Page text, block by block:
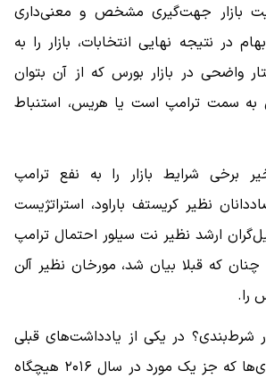
بازار جهت‌گیری مشخص و معنی‌داری
در نتیجه نهایی انتخابات، بازار را به
واضحی در بازار بورس که از آن بتوان
به سمت ترامپ است یا هریس، استنباط
برخی شرایط بازار را به نفع ترامپ
نظیر کریستف باراود، استراتژیست
ارشد نظیر نت سیلور احتمال ترامپ
چنان که قبلا بیان شد، مورخان نظیر آلن
را.
شرط‌بندی؟ در یکی از یادداشت‌های قبلی
بیان شد که شرط‌بندی‌ها که جز یک مورد در سال ۲۰۱۶ هیچگاه